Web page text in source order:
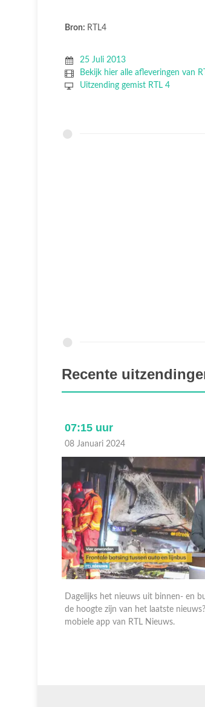
Bron: RTL4
25 Juli 2013
Bekijk hier alle afleveringen van
Uitzending gemist RTL 4
Recente
07:15 uur
08 Januari 2024
Dagelijks het nieuws uit binnen- en
de hoogte zijn van het laatste
mobiele app van RTL Nieuws.